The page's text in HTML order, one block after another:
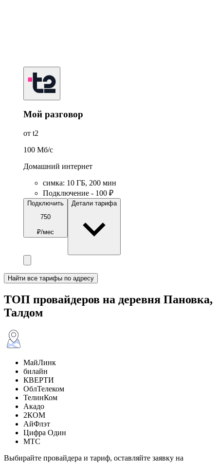
Мой разговор
от t2
100 Мб/c
Домашний интернет
симка: 10 ГБ, 200 мин
Подключение - 100 ₽
Подключить
750
₽/мес
Детали тарифа
Найти все тарифы по адресу
ТОП провайдеров на деревня Пановка,
Талдом
МайЛинк
билайн
КВЕРТИ
ОблТелеком
ТелинКом
Акадо
2КОМ
АйФлэт
Цифра Один
МТС
Выбирайте провайдера и тариф, оставляйте заявку на